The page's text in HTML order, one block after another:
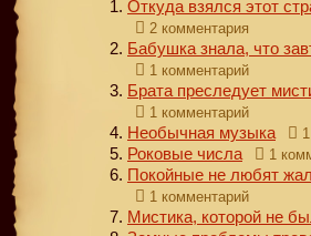
Откуда взялся этот
2 комментария
Бабушка знала, что
1 комментарий
Брата преследует
1 комментарий
Необычная музыка
Роковые числа 1
Покойные не любят
1 комментарий
Мистика, которой не